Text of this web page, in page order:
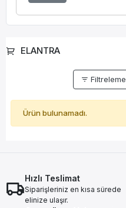
ELANTRA
Filtreleme
Ürün bulunamadı.
Hızlı Teslimat
Siparişleriniz en kısa sürede
elinize ulaşır.